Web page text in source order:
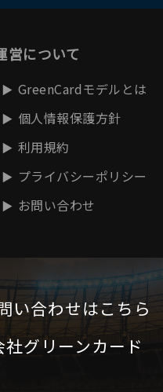
営について
GreenCardモデルとは
個人情報保護方針
利用規約
プライバシーポリシー
お問い合わせ
い合わせはこちら
社グリーンカード